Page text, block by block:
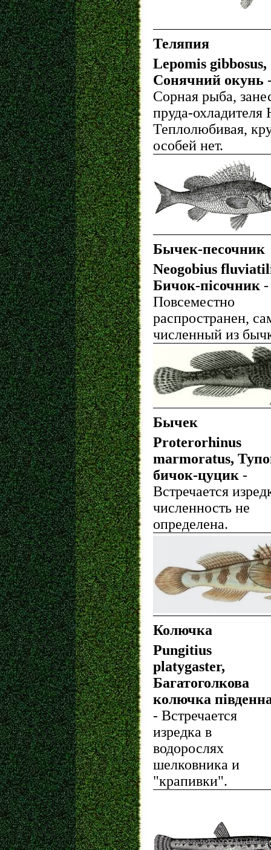
Теляпия
Lepomis gibbosus,
Сонячний окунь
Сорная рыба,
пруда-
Теплолюбивая,
особей нет.
Бычек-песочник
Neogobius
Бичок-пісочник -
Повсеместно
распространен,
численный из
Бычек
Proterorhinus
marmoratus,
бичок-цуцик -
Встречается
численность не
определена.
Колючка
Pungitius
platygaster,
Багатоголкова
колючка
- Встречается
изредка в
водорослях
шелковника и
"крапивки".